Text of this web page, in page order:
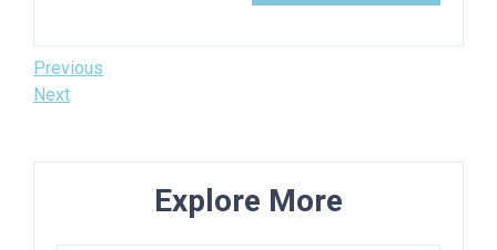
Bericht
navigatie
Previous
Post
Previous
Next
Next
Explore More